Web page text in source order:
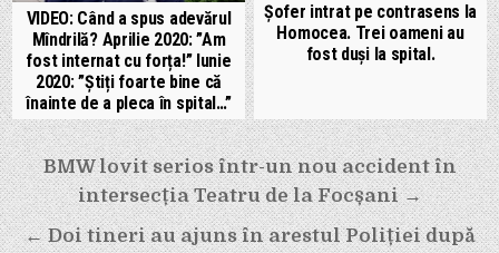
VIDEO: Când a spus adevărul
Mîndrilă? Aprilie 2020: ”Am
fost internat cu forța!” Iunie
2020: ”Știți foarte bine că
înainte de a pleca în spital…”
Șofer intrat pe contrasens la
Homocea. Trei oameni au
fost duși la spital.
Navigare
în
articole
BMW lovit serios într-un nou accident în
intersecția Teatru de la Focșani →
← Doi tineri au ajuns în arestul Poliției după